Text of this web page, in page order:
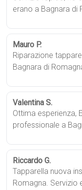
erano a Bagnara di
Mauro P.
Riparazione
Bagnara di
Valentina S.
Ottima esperienza,
professionale a
Riccardo G.
Tapparella nuova
Romagna. Servizio